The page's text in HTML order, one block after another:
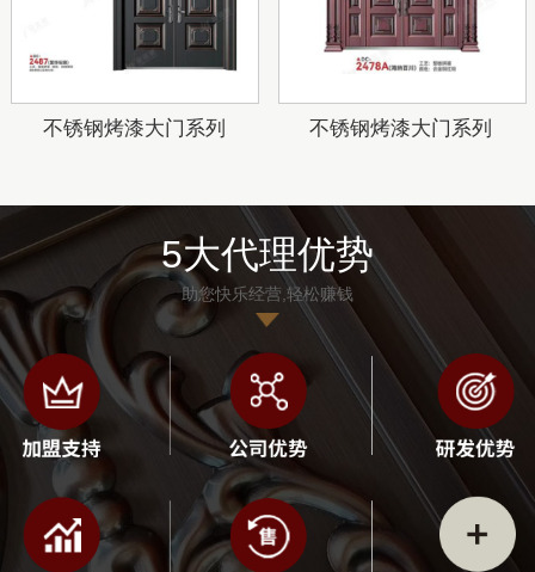
不锈钢烤漆大门系列 不锈钢烤漆大门系列
5大代理优势
助您快乐经营,轻松赚钱